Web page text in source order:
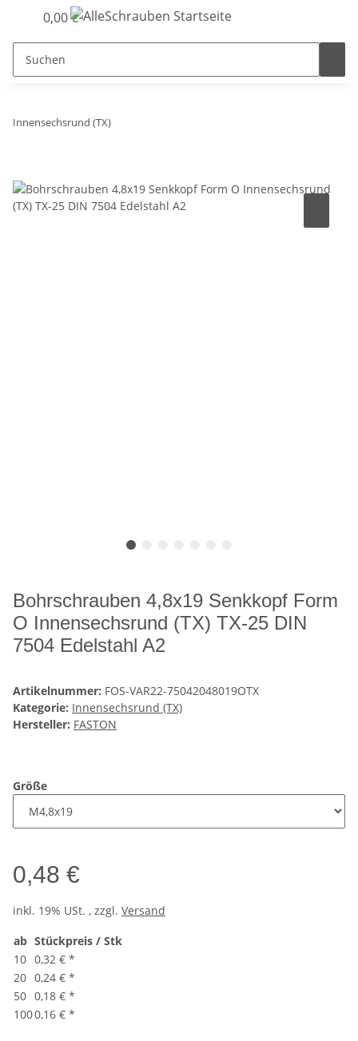
0,00 €
Innensechsrund (TX)
Bohrschrauben 4,8x19 Senkkopf Form
O Innensechsrund (TX) TX-25 DIN
7504 Edelstahl A2
Artikelnummer: FOS-VAR22-75042048019OTX
Kategorie: Innensechsrund (TX)
Hersteller: FASTON
Größe
0,48 €
inkl. 19% USt. , zzgl. Versand
ab Stückpreis / Stk
10 0,32 € *
20 0,24 € *
50 0,18 € *
1000,16 € *